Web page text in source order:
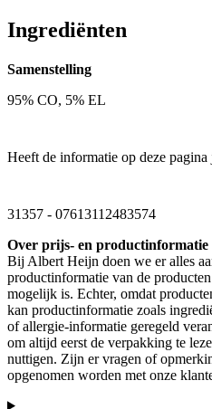
Ingrediënten
Samenstelling
95% CO, 5% EL
Heeft de informatie op deze pagina
31357 - 07613112483574
Over prijs- en productinformatie
Bij Albert Heijn doen we er alles
productinformatie van de
mogelijk is. Echter, omdat
kan productinformatie zoals
of allergie-informatie geregeld
om altijd eerst de verpakking te
nuttigen. Zijn er vragen of
opgenomen worden met onze